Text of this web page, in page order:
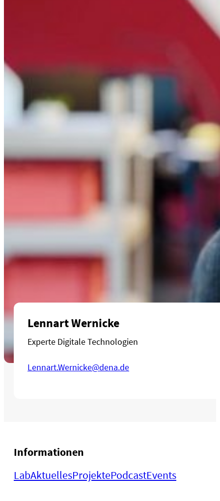
Lennart Wernicke
Experte Digitale Technologien
Lennart.Wernicke@dena.de
Informationen
LabAktuellesProjektePodcastEvents